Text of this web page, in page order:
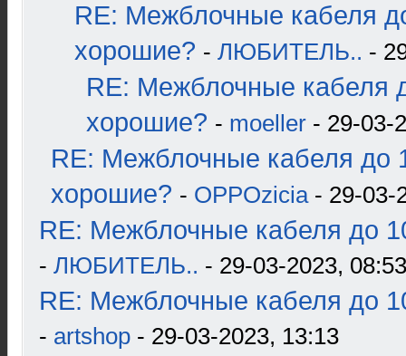
RE: Межблочные кабеля
хорошие? - ЛЮБИТЕЛЬ.. -
RE: Межблочные кабеля
хорошие? - moeller - 29-03-
RE: Межблочные кабеля до
хорошие? - OPPOzicia- 29-03-
RE: Межблочные кабеля до
- ЛЮБИТЕЛЬ.. - 29-03-2023, 08:53
RE: Межблочные кабеля до
- artshop - 29-03-2023, 13:13